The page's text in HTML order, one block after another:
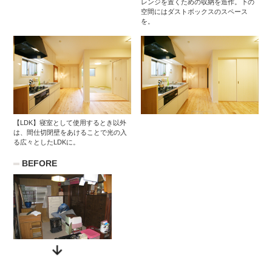
レンジを置くための収納を造作。下の
空間にはダストボックスのスペース
を。
【LDK】寝室として使用するとき以外
は、間仕切閉壁をあけることで光の入
る広々としたLDKに。
BEFORE